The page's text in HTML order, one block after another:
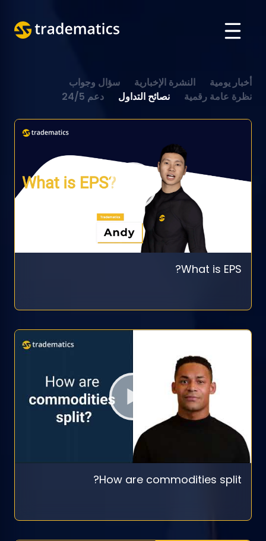
تداول
تسجيل الدخول
ENGLISH
VIETNAMESE
أخبار يومية النشرة الإخبارية
سؤال وجواب
نظرة عامة رقمية
نصائح التداول دعم 24/5
What is EPS?
How are commodities split?